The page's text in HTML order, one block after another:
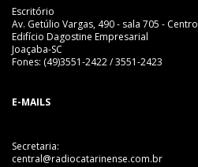
Escritório
Av. Getúlio Vargas, 490 - sala 705 - Centro
Edifício Dagostine Empresarial
Joaçaba-SC
Fones: (49)3551-2422 / 3551-2423
E-MAILS
Secretaria:
central@radiocatarinense.com.br